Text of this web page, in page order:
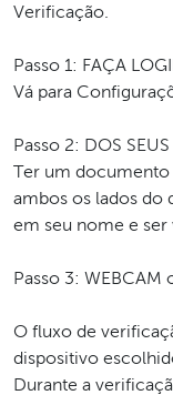
Verificação.
Passo 1: FAÇA
Vá para
Passo 2: DOS
Ter um
ambos os lados do
em seu nome e ser
Passo 3: WEBCAM
O fluxo de
dispositivo
Durante a